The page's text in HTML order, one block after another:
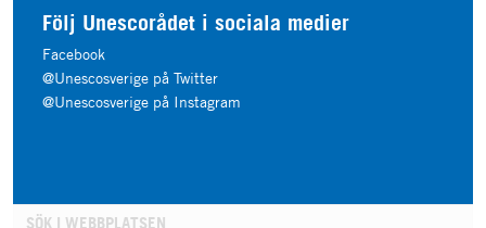
Följ Unescorådet i sociala medier
Facebook
@Unescosverige på Twitter
@Unescosverige på Instagram
SÖK I WEBBPLATSEN